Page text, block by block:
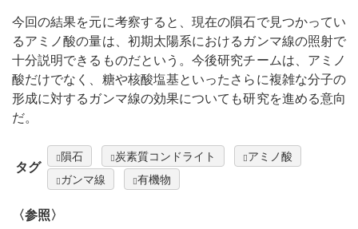
今回の結果を元に考察すると、現在の隕石で見つかってい
るアミノ酸の量は、初期太陽系におけるガンマ線の照射で
十分説明できるものだという。今後研究チームは、アミノ
酸だけでなく、糖や核酸塩基といったさらに複雑な分子の
形成に対するガンマ線の効果についても研究を進める意向
だ。
タグ
隕石 炭素質コンドライト
アミノ酸
ガンマ線
有機物
〈参照〉